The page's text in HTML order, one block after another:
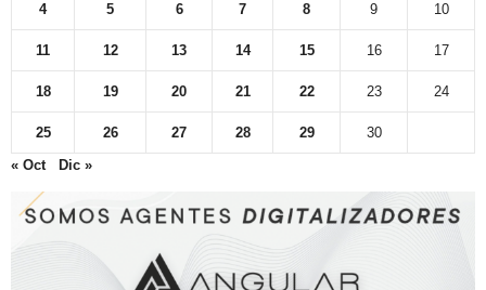
4 5 6 7 8 9 10
11 12 13 14 15 16 17
18 19 20 21 22 23 24
25 26 27 28 29
30
« Oct
Dic »